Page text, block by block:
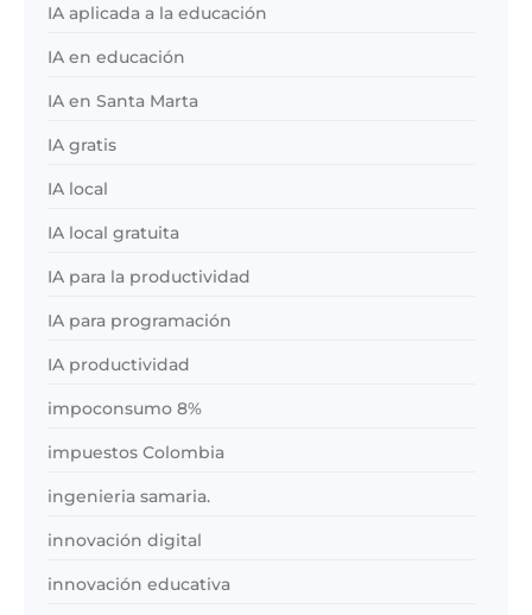
IA aplicada a la educación
IA en educación
IA en Santa Marta
IA gratis
IA local
IA local gratuita
IA para la productividad
IA para programación
IA productividad
impoconsumo 8%
impuestos Colombia
ingenieria samaria.
innovación digital
innovación educativa